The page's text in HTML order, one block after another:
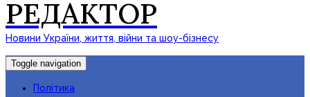
РЕДАКТОР
Новини України, життя, війни та шоу-бізнесу
Toggle navigation
Політика